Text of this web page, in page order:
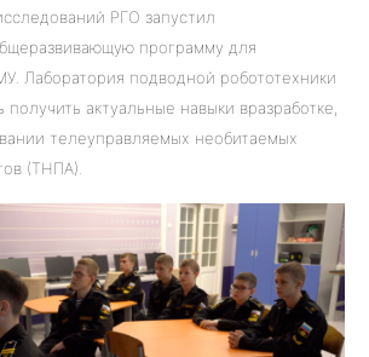
РГО запустил
программу для
Лаборатория подводной робототехники
актуальные навыки вразработке,
телеуправляемых необитаемых
(ТНПА).